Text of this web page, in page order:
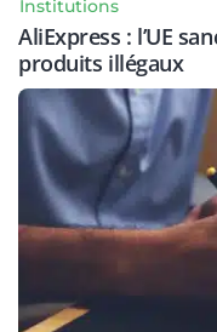
Institutions
AliExpress : l’UE
produits illégaux